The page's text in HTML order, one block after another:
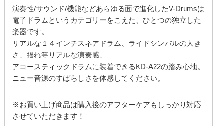
演奏性/サウンド/機能などあらゆる面で進化したV-Drumsは
電子ドラムというカテゴリーをこえた、ひとつの独立した
楽器です。
リアルな１４インチスネアドラム、ライドシンバルの大き
さ、揺れ等リアルな演奏感、
アコースティックドラムに装着できるKD-A22の踏み心地。
ニュー音源のすばらしさを体感してください。
※お買い上げ商品は購入後のアフターケアもしっかり対応
させていただきます！